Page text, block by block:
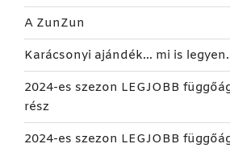
A ZunZun
Karácsonyi ajándék… mi is
2024-es szezon LEGJOBB
rész
2024-es szezon LEGJOBB